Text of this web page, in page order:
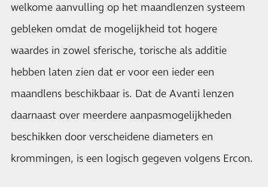
welkome aanvulling op het maandlenzen systeem
gebleken omdat de mogelijkheid tot hogere
waardes in zowel sferische, torische als additie
hebben laten zien dat er voor een ieder een
maandlens beschikbaar is. Dat de Avanti lenzen
daarnaast over meerdere aanpasmogelijkheden
beschikken door verscheidene diameters en
krommingen, is een logisch gegeven volgens Ercon.